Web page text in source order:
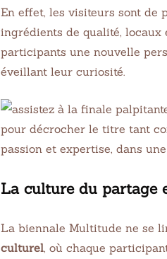
En effet, les visiteurs sont de
ingrédients de qualité, locaux
participants une nouvelle
éveillant leur curiosité.
La culture du partage
La biennale Multitude ne se
culturel, où chaque